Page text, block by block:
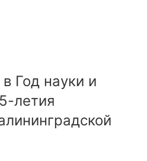
Год науки и
летия